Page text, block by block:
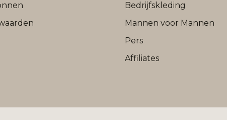
Bedrijfskleding
Mannen voor Mannen
Pers
Affiliates